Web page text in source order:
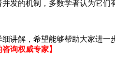
发的机制，多数学者认为它们
解，希望能够帮助大家进一
询权威专家】